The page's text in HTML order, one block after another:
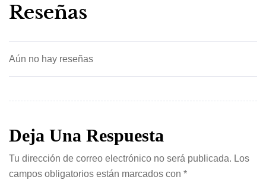
Reseñas
Aún no hay reseñas
Deja Una Respuesta
Tu dirección de correo electrónico no será publicada. Los
campos obligatorios están marcados con *